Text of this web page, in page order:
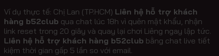
Ví dụ thực tế: Chị Lan (TP.HCM) Liên hệ hỗ trợ khách
hàng b52club qua chat lúc 18h vì quên mật khẩu, nhận
link reset trong 20 giây và quay lại chơi Liêng ngay lập tức.
Liên hệ hỗ trợ khách hàng b52club bằng chat live tiết
kiệm thời gian gấp 5 lần so với email.